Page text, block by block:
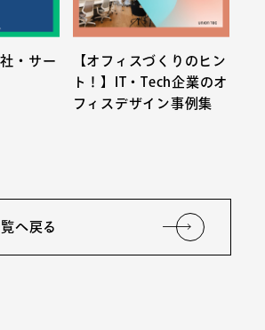
・サー
【オフィスづくりのヒン
ト！】IT・Tech企業のオ
フィスデザイン事例集
覧へ戻る